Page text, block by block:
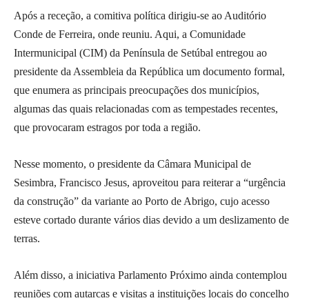
Após a receção, a comitiva política dirigiu-se ao Auditório
Conde de Ferreira, onde reuniu. Aqui, a Comunidade
Intermunicipal (CIM) da Península de Setúbal entregou ao
presidente da Assembleia da República um documento formal,
que enumera as principais preocupações dos municípios,
algumas das quais relacionadas com as tempestades recentes,
que provocaram estragos por toda a região.
Nesse momento, o presidente da Câmara Municipal de
Sesimbra, Francisco Jesus, aproveitou para reiterar a “urgência
da construção” da variante ao Porto de Abrigo, cujo acesso
esteve cortado durante vários dias devido a um deslizamento de
terras.
Além disso, a iniciativa Parlamento Próximo ainda contemplou
reuniões com autarcas e visitas a instituições locais do concelho